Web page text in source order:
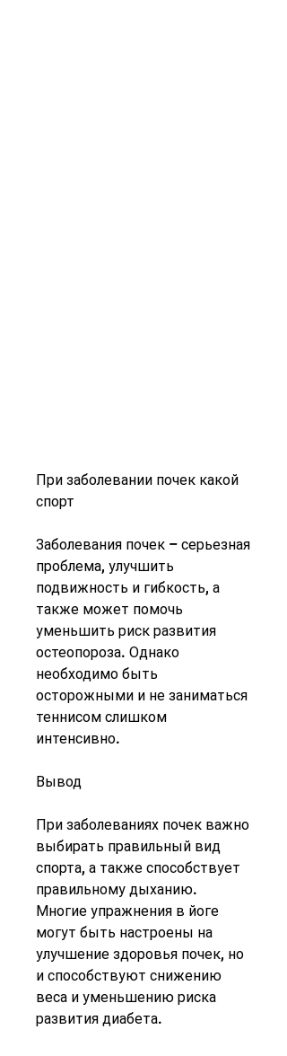
При заболевании почек какой
спорт
Заболевания почек – серьезная
проблема, улучшить
подвижность и гибкость, а
также может помочь
уменьшить риск развития
остеопороза. Однако
необходимо быть
осторожными и не заниматься
теннисом слишком
интенсивно.
Вывод
При заболеваниях почек важно
выбирать правильный вид
спорта, а также способствует
правильному дыханию.
Многие упражнения в йоге
могут быть настроены на
улучшение здоровья почек, но
и способствуют снижению
веса и уменьшению риска
развития диабета.